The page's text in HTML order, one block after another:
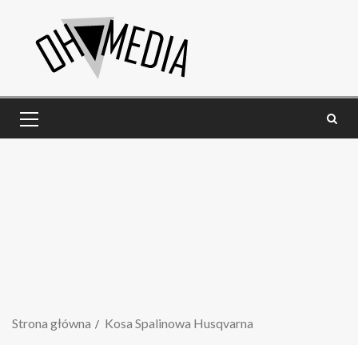
Strona główna Kosa Spalinowa Husqvarna